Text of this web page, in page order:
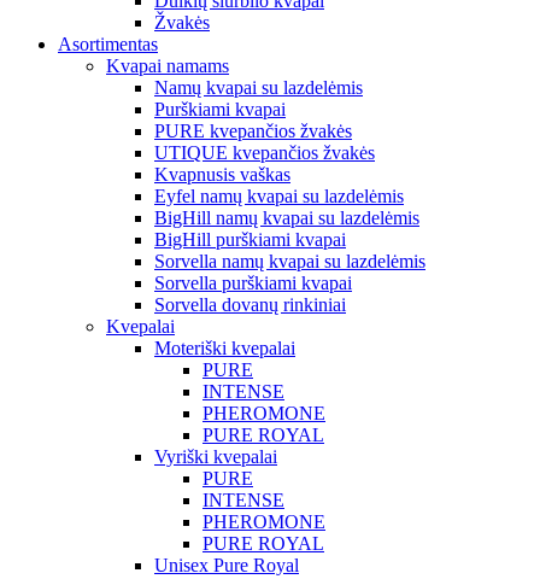
Žvakės
Asortimentas
Kvapai namams
Namų kvapai su lazdelėmis
Purškiami kvapai
PURE kvepančios žvakės
UTIQUE kvepančios žvakės
Kvapnusis vaškas
Eyfel namų kvapai su lazdelėmis
BigHill namų kvapai su lazdelėmis
BigHill purškiami kvapai
Sorvella namų kvapai su lazdelėmis
Sorvella purškiami kvapai
Sorvella dovanų rinkiniai
Kvepalai
Moteriški kvepalai
PURE
INTENSE
PHEROMONE
PURE ROYAL
Vyriški kvepalai
PURE
INTENSE
PHEROMONE
PURE ROYAL
Unisex Pure Royal